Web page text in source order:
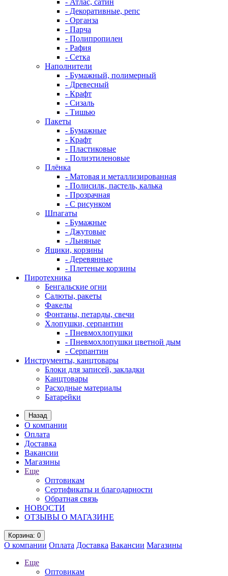
- Атлас, сатин
- Декоративные, репс
- Органза
- Парча
- Полипропилен
- Рафия
- Сетка
Наполнители
- Бумажный, полимерный
- Древесный
- Крафт
- Сизаль
- Тишью
Пакеты
- Бумажные
- Крафт
- Пластиковые
- Полиэтиленовые
Плёнка
- Матовая и металлизированная
- Полисилк, пастель, калька
- Прозрачная
- С рисунком
Шпагаты
- Бумажные
- Джутовые
- Льняные
Ящики, корзины
- Деревянные
- Плетеные корзины
Пиротехника
Бенгальские огни
Салюты, ракеты
Факелы
Фонтаны, петарды, свечи
Хлопушки, серпантин
- Пневмохлопушки
- Пневмохлопушки цветной дым
- Серпантин
Инструменты, канцтовары
Блоки для записей, закладки
Канцтовары
Расходные материалы
Батарейки
Назад
О компании
Оплата
Доставка
Вакансии
Магазины
Еще
Оптовикам
Сертификаты и благодарности
Обратная связь
НОВОСТИ
ОТЗЫВЫ О МАГАЗИНЕ
Корзина: 0
О компании Оплата Доставка Вакансии Магазины
Еще
Оптовикам